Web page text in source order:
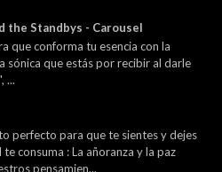
the Standbys - Carousel
que conforma tu esencia con la
sónica que estás por recibir al darle
...
perfecto para que te sientes y dejes
consuma : La añoranza y la paz
pensamien...